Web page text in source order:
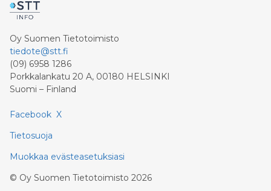
Oy Suomen Tietotoimisto
tiedote@stt.fi
(09) 6958 1286
Porkkalankatu 20 A, 00180 HELSINKI
Suomi – Finland
Facebook X
Tietosuoja
Muokkaa evästeasetuksiasi
© Oy Suomen Tietotoimisto 2026